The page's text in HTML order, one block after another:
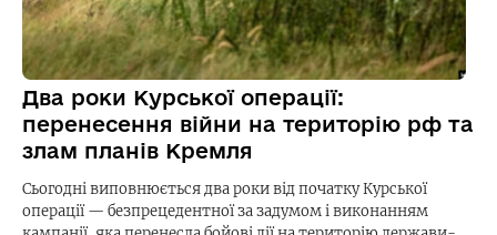
Два роки Курської операції:
перенесення війни на територію рф та
злам планів Кремля
Сьогодні виповнюється два роки від початку Курської
операції — безпрецедентної за задумом і виконанням